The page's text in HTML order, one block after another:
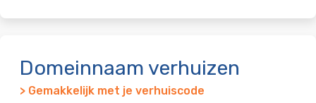
Domeinnaam verhuizen
> Gemakkelijk met je verhuiscode